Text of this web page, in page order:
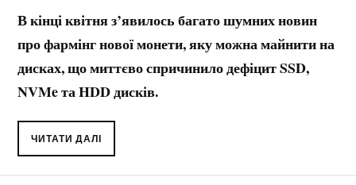
В кінці квітня з’явилось багато шумних новин
про фармінг нової монети, яку можна майнити на
дисках, що миттєво спричинило дефіцит SSD,
NVMe та HDD дисків.
ЧИТАТИ ДАЛІ